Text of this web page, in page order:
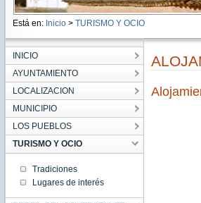
Está en: Inicio > TURISMO Y OCIO
INICIO
AYUNTAMIENTO
LOCALIZACION
MUNICIPIO
LOS PUEBLOS
TURISMO Y OCIO
Tradiciones
Lugares de interés